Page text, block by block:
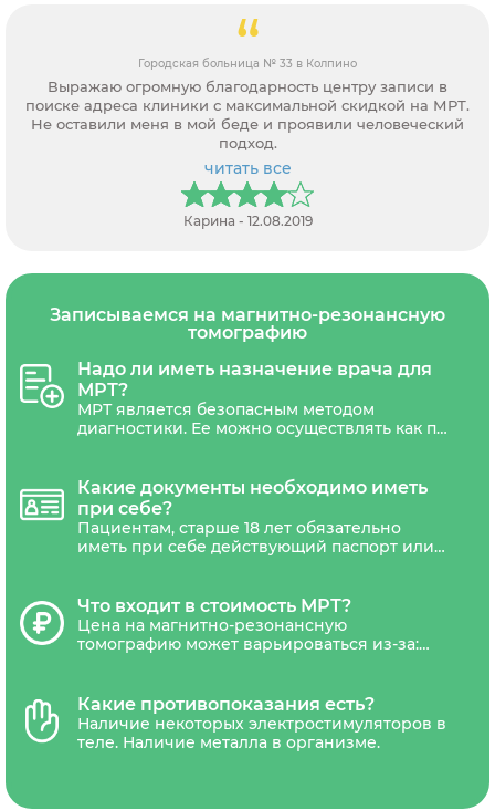
Городская больница № 33 в Колпино
Выражаю огромную благодарность центру записи в
поиске адреса клиники с максимальной скидкой на МРТ.
Не оставили меня в мой беде и проявили человеческий
подход.
читать все
Карина - 12.08.2019
Записываемся на магнитно-резонансную
томографию
Надо ли иметь назначение врача для
МРТ?
МРТ является безопасным методом
диагностики. Ее можно осуществлять как по
Направления на МРТ может потребоваться
только беременным женщинам.
Какие документы необходимо иметь
при себе?
Пациентам, старше 18 лет обязательно
иметь при себе действующий паспорт или
должны сопровождаться уполномоченным
представителем(один из родителей или
законный представитель ребенка).
Что входит в стоимость МРТ?
Цена на магнитно-резонансную
томографию может варьироваться из-за:
сверхвысокопольные), наличия акций и
скидок. В стоимость обследования обычно
входит диагностика, письменное
заключение рентгенолога и запись
Какие противопоказания есть?
Наличие некоторых электростимуляторов в
теле. Наличие металла в организме.